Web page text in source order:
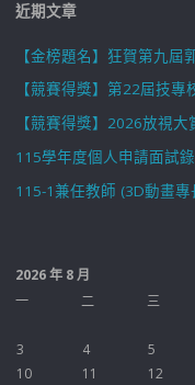
近期文章
【金榜題名】狂賀第九
【競賽得獎】第22屆技
【競賽得獎】2026放視大
115學年度個人申請面試
115-1兼任教師 (3D動畫專
2026 年 8 月
一
二 三
3
4 5
10
11 12